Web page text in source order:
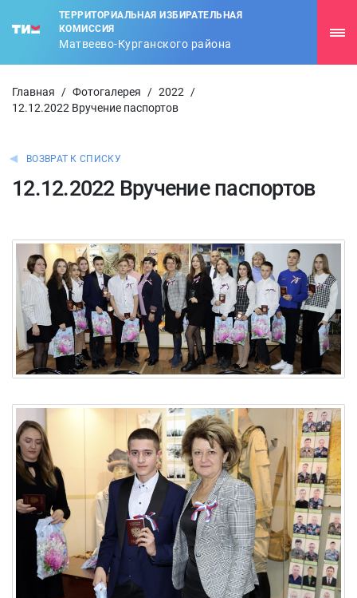
ТЕРРИТОРИАЛЬНАЯ ИЗБИРАТЕЛЬНАЯ
КОМИССИЯ
Матвеево-Курганского района
Главная / Фотогалерея / 2022
/
12.12.2022 Вручение паспортов
ВОЗВРАТ К СПИСКУ
12.12.2022 Вручение паспортов